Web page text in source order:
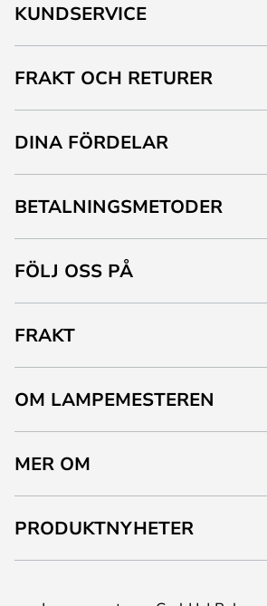
KUNDSERVICE
FRAKT OCH RETURER
DINA FÖRDELAR
BETALNINGSMETODER
FÖLJ OSS PÅ
FRAKT
OM LAMPEMESTEREN
MER OM
PRODUKTNYHETER